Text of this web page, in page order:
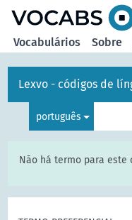
Vocabulários Sobre
Lexvo - códigos de
português
Não há termo para este